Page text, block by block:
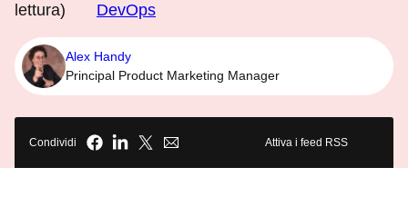
lettura)
DevOps
Alex Handy
Principal Product Marketing Manager
Condividi Attiva i feed RSS